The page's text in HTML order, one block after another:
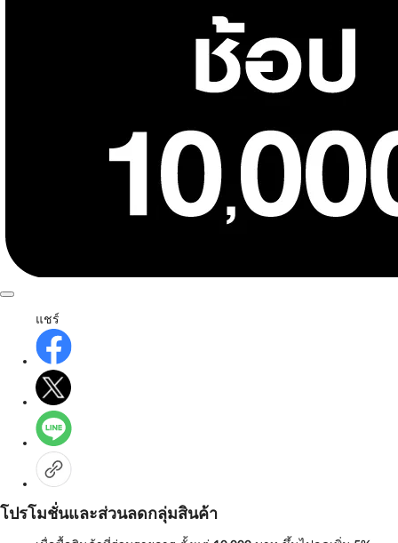
แชร์
โปรโมชั่นและส่วนลดกลุ่มสินค้า